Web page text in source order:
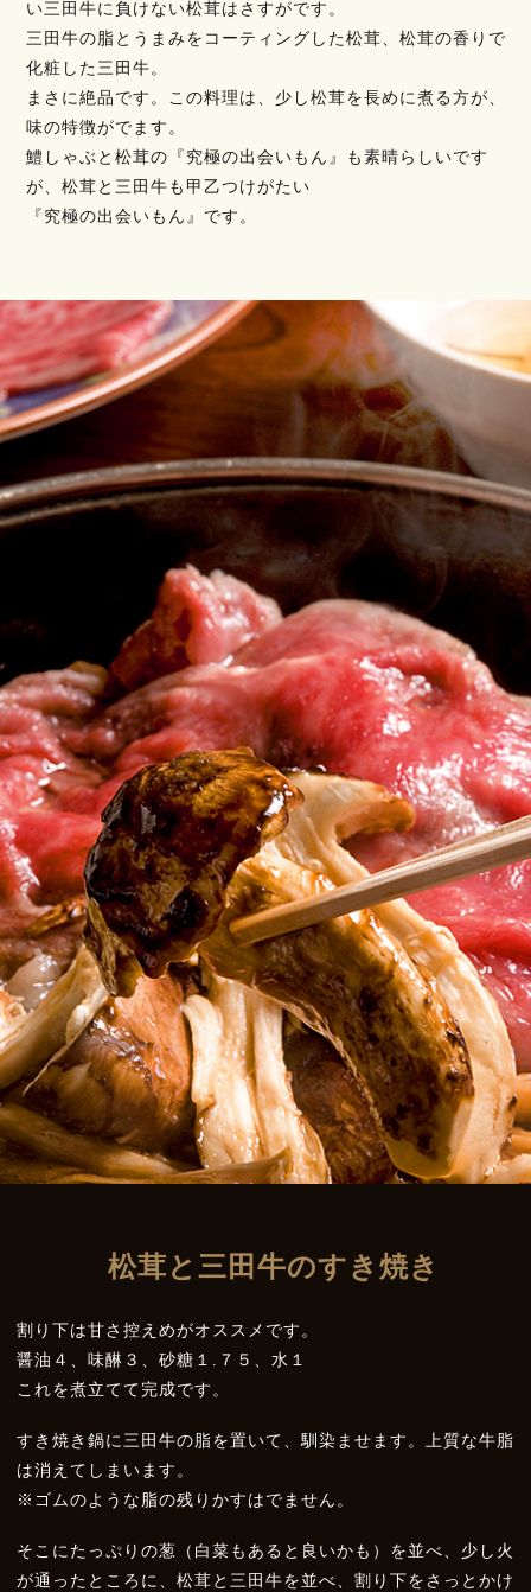
い三田牛に負けない松茸はさすがです。
三田牛の脂とうまみをコーティングした松茸、松茸の香りで
化粧した三田牛。
まさに絶品です。この料理は、少し松茸を長めに煮る方が、
味の特徴がでます。
鱧しゃぶと松茸の『究極の出会いもん』も素晴らしいです
が、松茸と三田牛も甲乙つけがたい
『究極の出会いもん』です。
松茸と三田牛のすき焼き
割り下は甘さ控えめがオススメです。
醤油４、味醂３、砂糖１.７５、水１
これを煮立てて完成です。
すき焼き鍋に三田牛の脂を置いて、馴染ませます。上質な牛脂
は消えてしまいます。
※ゴムのような脂の残りかすはでません。
そこにたっぷりの葱（白菜もあると良いかも）を並べ、少し火
が通ったところに、松茸と三田牛を並べ、割り下をさっとかけ